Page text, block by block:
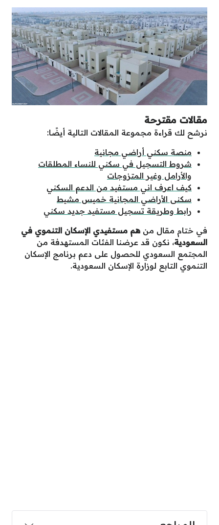
مقالات مقترحة
نرشح لك قراءة مجموعة المقالات التالية أيضًا:
منصة سكني أراضي مجانية
شروط التسجيل في سكني للنساء المطلقات
والأرامل وغير المتزوجات
كيف اعرف اني مستفيد من الدعم السكني
سكنى الأراضي المجانية خميس مشيط
رابط وطريقة تسجيل مستفيد جديد سكني
في ختام مقال من هم مستفيدي الإسكان التنموي في
السعودية، نكون قد عرضنا الفئات المستهدفة من
المجتمع السعودي للحصول على دعم برنامج الإسكان
التنموي التابع لوزارة الإسكان السعودية.